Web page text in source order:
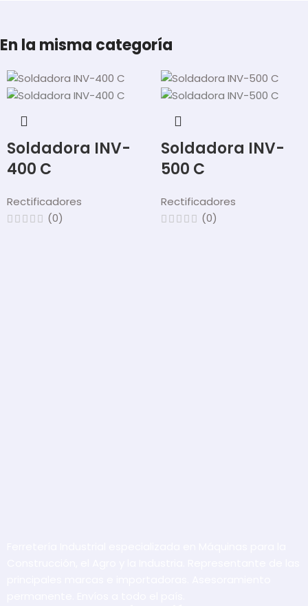
En la misma categoría
Soldadora INV-
400 C
Rectificadores
(0)
Soldadora INV-
500 C
Rectificadores
(0)